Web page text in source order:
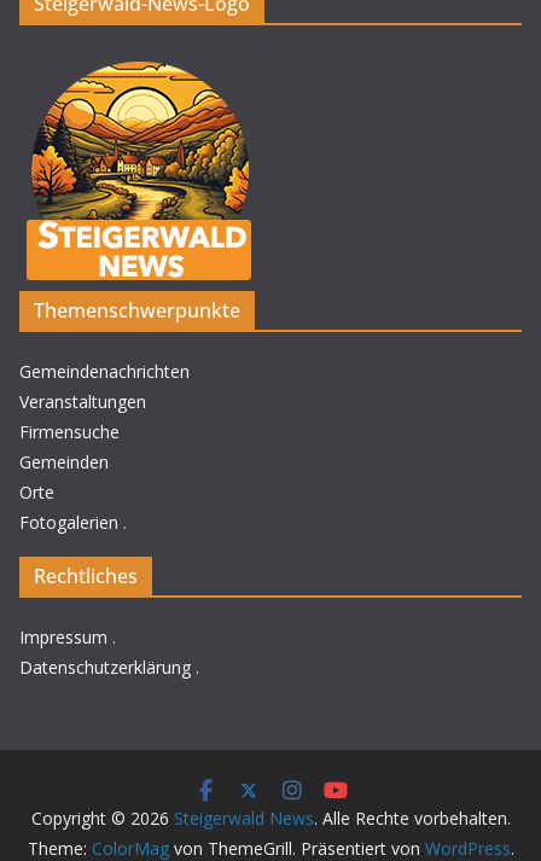
Themenschwerpunkte
Gemeindenachrichten
Veranstaltungen
Firmensuche
Gemeinden
Orte
Fotogalerien .
Rechtliches
Impressum .
Datenschutzerklärung .
Copyright © 2026 Steigerwald News. Alle Rechte vorbehalten.
Theme: ColorMagvon ThemeGrill. Präsentiert von WordPress.